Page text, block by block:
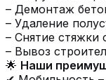
– Демонтаж
– Удаление
– Снятие стяжки
– Вывоз
🌟 Наши